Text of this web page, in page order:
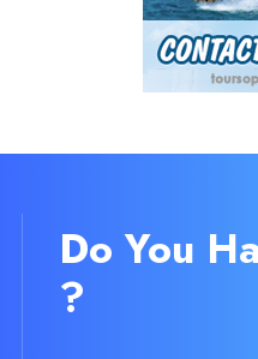
Do You
?